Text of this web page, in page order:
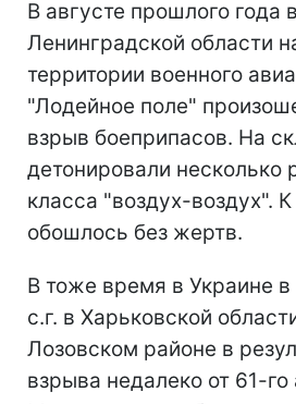
В августе прошлого года в
Ленинградской области
территории военного
"Лодейное поле"
взрыв боеприпасов. На
детонировали несколько
класса "воздух-воздух".
обошлось без жертв.
В тоже время в Украине
с.г. в Харьковской
Лозовском районе в
взрыва недалеко от 61-го